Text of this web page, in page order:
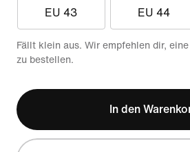
EU 43 EU 44
Fällt klein aus. Wir empfehlen dir,
zu bestellen.
In den